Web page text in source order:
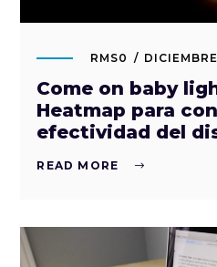
RMS0
Come on baby
Heatmap para
efectividad del
READ MORE